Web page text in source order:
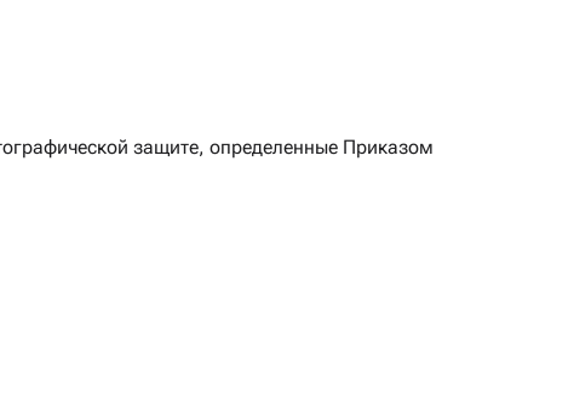
защите, определенные Приказом